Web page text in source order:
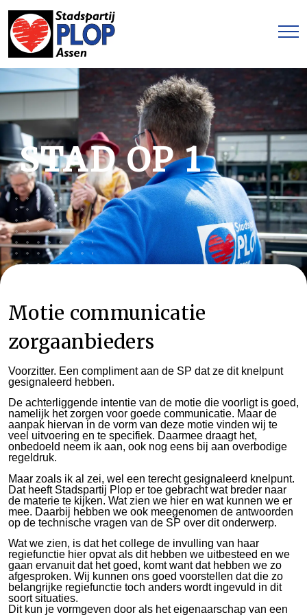
STAD OP 1
Motie communicatie
zorgaanbieders
Voorzitter. Een compliment aan de SP dat ze dit knelpunt
gesignaleerd hebben.
De achterliggende intentie van de motie die voorligt is goed,
namelijk het zorgen voor goede communicatie. Maar de
aanpak hiervan in de vorm van deze motie vinden wij te
veel uitvoering en te specifiek. Daarmee draagt het,
onbedoeld neem ik aan, ook nog eens bij aan overbodige
regeldruk.
Maar zoals ik al zei, wel een terecht gesignaleerd knelpunt.
Dat heeft Stadspartij Plop er toe gebracht wat breder naar
de materie te kijken. Wat zien we hier en wat kunnen we er
mee. Daarbij hebben we ook meegenomen de antwoorden
op de technische vragen van de SP over dit onderwerp.
Wat we zien, is dat het college de invulling van haar
regiefunctie hier opvat als dit hebben we uitbesteed en we
gaan ervanuit dat het goed, komt want dat hebben we zo
afgesproken. Wij kunnen ons goed voorstellen dat die zo
belangrijke regiefunctie toch anders wordt ingevuld in dit
soort situaties.
Dit kun je vormgeven door als het eigenaarschap van een